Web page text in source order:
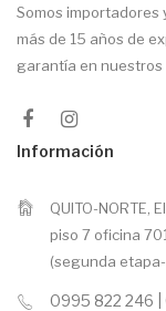
Somos importadores
más de 15 años de
garantía en nuestros
Información
QUITO-NORTE,
piso 7 oficina
(segunda
0995 822 246